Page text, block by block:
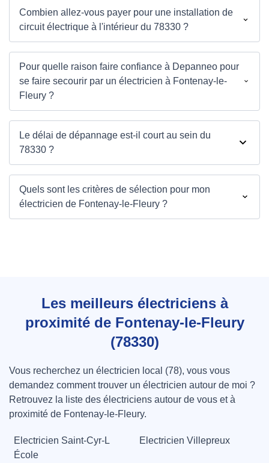
Combien allez-vous payer pour une installation de
circuit électrique à l'intérieur du 78330 ?
Pour quelle raison faire confiance à Depanneo pour
se faire secourir par un électricien à Fontenay-le-
Fleury ?
Le délai de dépannage est-il court au sein du
78330 ?
Quels sont les critères de sélection pour mon
électricien de Fontenay-le-Fleury ?
Les meilleurs électriciens à
proximité de Fontenay-le-Fleury
(78330)
Vous recherchez un électricien local (78), vous vous
demandez comment trouver un électricien autour de moi ?
Retrouvez la liste des électriciens autour de vous et à
proximité de Fontenay-le-Fleury.
Electricien Saint-Cyr-L
École
Electricien Villepreux